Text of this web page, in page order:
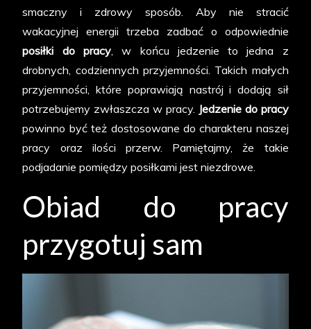
smaczne
smaczny i zdrowy sposób. Aby nie stracić
wakacyjnej energii trzeba zadbać o odpowiednie
posiłki do pracy, w końcu jedzenie to jedna z
drobnych, codziennych przyjemności. Takich małych
przyjemności, które poprawiają nastrój i dodają sił
potrzebujemy zwłaszcza w pracy. Jedzenie do pracy
powinno być też dostosowane do charakteru naszej
pracy oraz ilości przerw. Pamiętajmy, że takie
podjadanie pomiędzy posiłkami jest niezdrowe.
Obiad do pracy
przygotuj sam